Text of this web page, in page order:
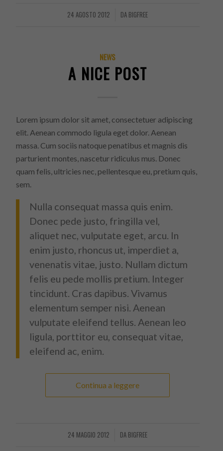
24 AGOSTO 2012
/ DA BIGFREE
NEWS
A NICE POST
Lorem ipsum dolor sit amet, consectetuer adipiscing
elit. Aenean commodo ligula eget dolor. Aenean
massa. Cum sociis natoque penatibus et magnis dis
parturient montes, nascetur ridiculus mus. Donec
quam felis, ultricies nec, pellentesque eu, pretium quis,
sem.
Nulla consequat massa quis enim.
Donec pede justo, fringilla vel,
aliquet nec, vulputate eget, arcu. In
enim justo, rhoncus ut, imperdiet a,
venenatis vitae, justo. Nullam dictum
felis eu pede mollis pretium. Integer
tincidunt. Cras dapibus. Vivamus
elementum semper nisi. Aenean
vulputate eleifend tellus. Aenean leo
ligula, porttitor eu, consequat vitae,
eleifend ac, enim.
Continua a leggere
24 MAGGIO 2012
/ DA BIGFREE